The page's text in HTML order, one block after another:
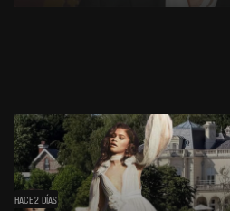
HACE 2 DÍAS